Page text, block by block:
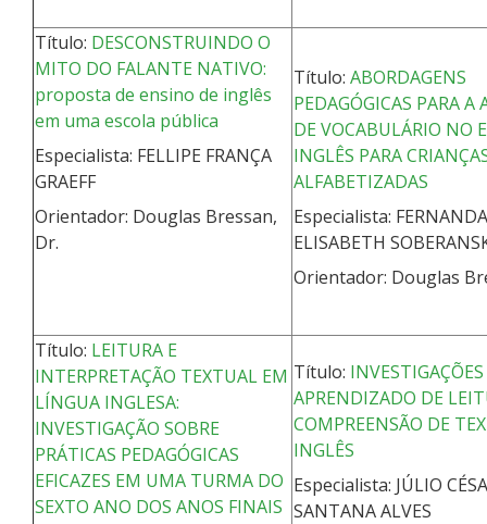
Título: DESCONSTRUINDO O
MITO DO FALANTE NATIVO:
proposta de ensino de inglês
em uma escola pública
Especialista: FELLIPE FRANÇA
GRAEFF
Orientador: Douglas Bressan,
Dr.
Título: ABORDAGENS
PEDAGÓGICAS PARA A
DE VOCABULÁRIO NO
INGLÊS PARA
ALFABETIZADAS
Especialista: FERNANDA
ELISABETH
Orientador: Douglas
Título: LEITURA E
INTERPRETAÇÃO TEXTUAL EM
LÍNGUA INGLESA:
INVESTIGAÇÃO SOBRE
PRÁTICAS PEDAGÓGICAS
EFICAZES EM UMA TURMA DO
SEXTO ANO DOS ANOS FINAIS
Título:
APRENDIZADO DE
COMPREENSÃO DE
INGLÊS
Especialista: JÚLIO
SANTANA ALVES